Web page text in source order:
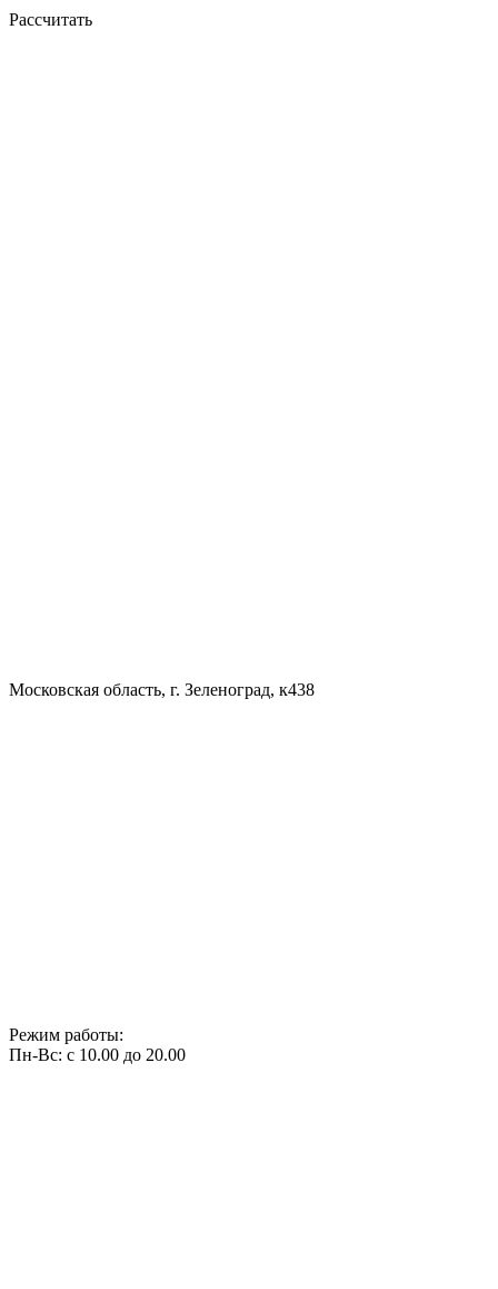
Рассчитать
Московская область, г. Зеленоград, к438
Режим работы:
Пн-Вс: с 10.00 до 20.00